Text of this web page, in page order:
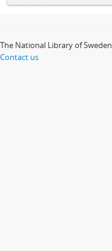
The National Library of Sweden
Contact us